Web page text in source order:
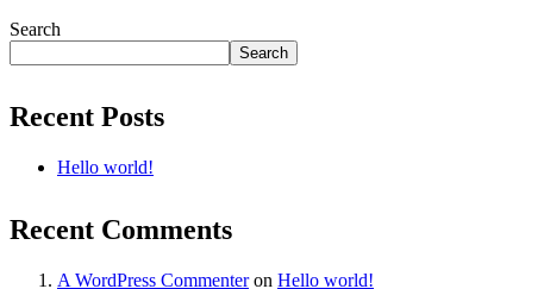
Search
Search
Recent Posts
Hello world!
Recent Comments
A WordPress Commenteron Hello world!